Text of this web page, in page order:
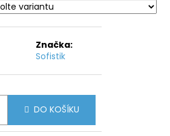
Značka:
Sofistik
DO KOŠÍKU